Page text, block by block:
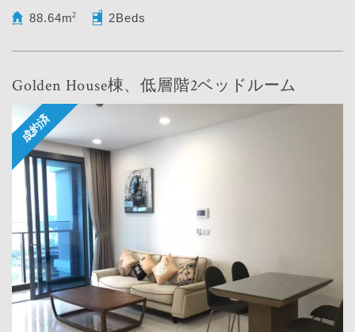
88.64m2 2Beds
Golden House棟、低層階2ベッドルーム